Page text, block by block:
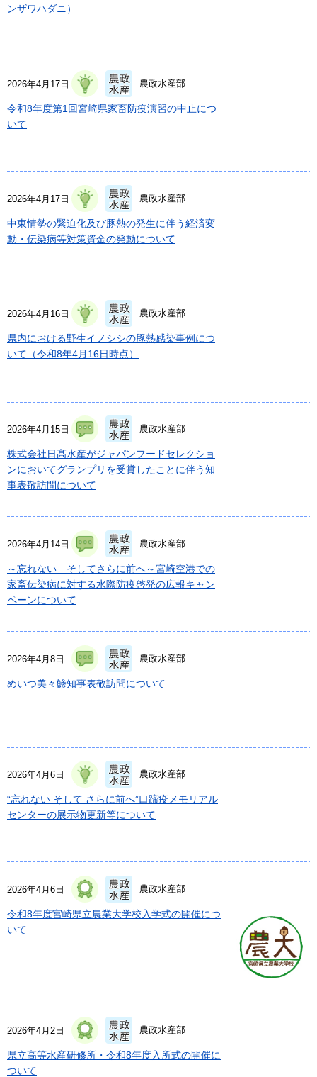
ンザワハダニ）
2026年4月17日 農政水産部
令和8年度第1回宮崎県家畜防疫演習の中止につ
いて
2026年4月17日 農政水産部
中東情勢の緊迫化及び豚熱の発生に伴う経済変
動・伝染病等対策資金の発動について
2026年4月16日 農政水産部
県内における野生イノシシの豚熱感染事例につ
いて（令和8年4月16日時点）
2026年4月15日 農政水産部
株式会社日髙水産がジャパンフードセレクショ
ンにおいてグランプリを受賞したことに伴う知
事表敬訪問について
2026年4月14日 農政水産部
～忘れない そしてさらに前へ～宮崎空港での
家畜伝染病に対する水際防疫啓発の広報キャン
ペーンについて
2026年4月8日 農政水産部
めいつ美々鯵知事表敬訪問について
2026年4月6日 農政水産部
“忘れない そして さらに前へ”口蹄疫メモリアル
センターの展示物更新等について
2026年4月6日 農政水産部
令和8年度宮崎県立農業大学校入学式の開催につ
いて
2026年4月2日 農政水産部
県立高等水産研修所・令和8年度入所式の開催に
ついて